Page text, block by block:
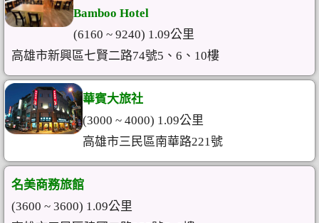
Bamboo Hotel
(6160 ~ 9240) 1.09公里
高雄市新興區七賢二路74號5、6、10樓
華賓大旅社
(3000 ~ 4000) 1.09公里
高雄市三民區南華路221號
名美商務旅館
(3600 ~ 3600) 1.09公里